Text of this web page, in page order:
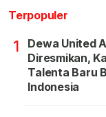
Terpopuler
1
Dewa United
Diresmikan,
Talenta Baru
Indonesia